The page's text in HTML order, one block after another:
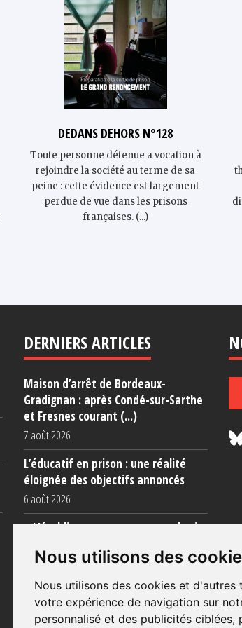
Nous utilisons des
Nous utilisons des cookies et
votre expérience de navigation sur
personnalisé et des publicités
DEDANS DEHORS N°128
Toute personne détenue a vocation à
rejoindre la société au terme de sa
peine : cette évidence est largement
perdue de vue dans les prisons
françaises. (...)
DERNIERS ARTICLES
Maison d’arrêt de Bordeaux-
Gradignan : après Condé-sur-Sarthe
et Fresnes courant (...)
7 août 2026
L’éducatif en prison : une réalité
éloignée des objectifs annoncés
6 août 2026
« L’établissement est une porcherie
5 août 2026